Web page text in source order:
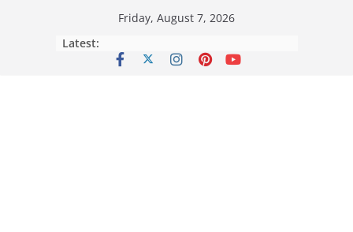
Friday, August 7, 2026
Latest: